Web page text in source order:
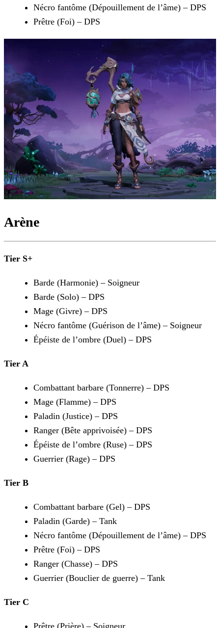
Nécro fantôme (Dépouillement de l’âme) – DPS
Prêtre (Foi) – DPS
Arène
Tier S+
Barde (Harmonie) – Soigneur
Barde (Solo) – DPS
Mage (Givre) – DPS
Nécro fantôme (Guérison de l’âme) – Soigneur
Épéiste de l’ombre (Duel) – DPS
Tier A
Combattant barbare (Tonnerre) – DPS
Mage (Flamme) – DPS
Paladin (Justice) – DPS
Ranger (Bête apprivoisée) – DPS
Épéiste de l’ombre (Ruse) – DPS
Guerrier (Rage) – DPS
Tier B
Combattant barbare (Gel) – DPS
Paladin (Garde) – Tank
Nécro fantôme (Dépouillement de l’âme) – DPS
Prêtre (Foi) – DPS
Ranger (Chasse) – DPS
Guerrier (Bouclier de guerre) – Tank
Tier C